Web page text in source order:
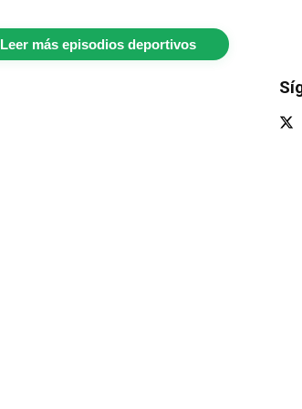
Leer más episodios deportivos